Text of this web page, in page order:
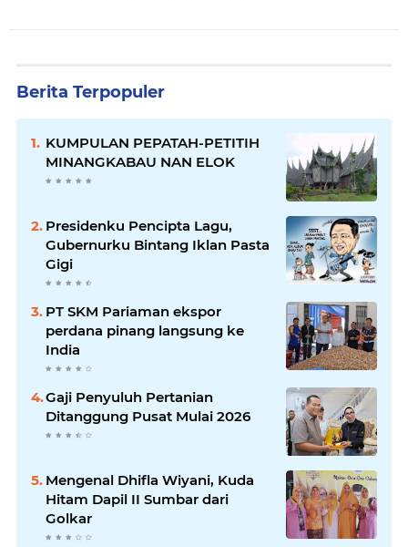
Berita Terpopuler
KUMPULAN PEPATAH-PETITIH
MINANGKABAU NAN ELOK
Presidenku Pencipta Lagu,
Gubernurku Bintang Iklan Pasta
Gigi
PT SKM Pariaman ekspor
perdana pinang langsung ke
India
Gaji Penyuluh Pertanian
Ditanggung Pusat Mulai 2026
Mengenal Dhifla Wiyani, Kuda
Hitam Dapil II Sumbar dari
Golkar